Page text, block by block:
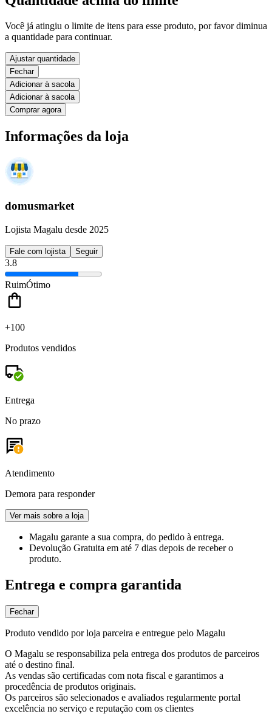
Você já atingiu o limite de itens para esse produto, por favor diminua
a quantidade para continuar.
Ajustar quantidade
Fechar
Adicionar à sacola
Adicionar à sacola
Comprar agora
Informações da loja
domusmarket
Lojista Magalu desde 2025
Fale com lojista Seguir
3.8
RuimÓtimo
+100
Produtos vendidos
Entrega
No prazo
Atendimento
Demora para responder
Ver mais sobre a loja
Magalu garante a sua compra, do pedido à entrega.
Devolução Gratuita em até 7 dias depois de receber o
produto.
Entrega e compra garantida
Fechar
Produto vendido por loja parceira e entregue pelo Magalu
O Magalu se responsabiliza pela entrega dos produtos de parceiros
até o destino final.
As vendas são certificadas com nota fiscal e garantimos a
procedência de produtos originais.
Os parceiros são selecionados e avaliados regularmente portal
excelência no serviço e reputação com os clientes